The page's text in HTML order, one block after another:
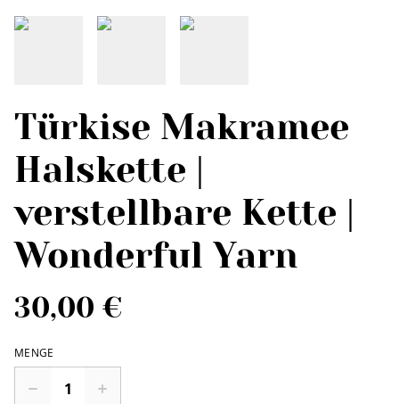
Türkise Makramee
Halskette |
verstellbare Kette |
Wonderful Yarn
30,00 €
MENGE